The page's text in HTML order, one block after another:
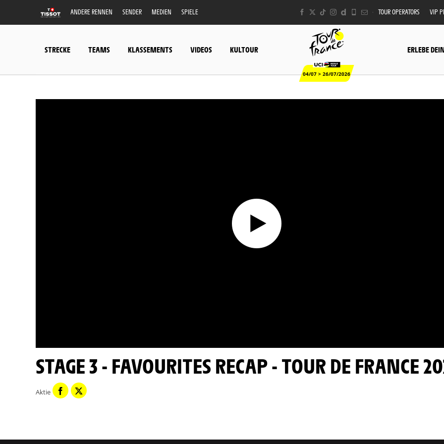
ANDERE RENNEN SENDER MEDIEN SPIELE TOUR OPERATORS VIP
STRECKE TEAMS KLASSEMENTS VIDEOS KULTOUR
04/07 > 26/07/2026
ERLEBE
STAGE 3 - FAVOURITES RECAP - TOUR DE FRANCE
Aktie